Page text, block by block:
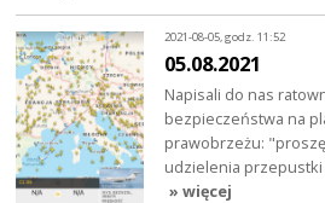
2021-08-05, godz. 11:52
05.08.2021
Napisali do nas
bezpieczeństwa na
prawobrzeżu:
udzielenia
» więcej